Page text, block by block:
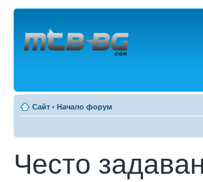
Сайт • Начало форум
Често